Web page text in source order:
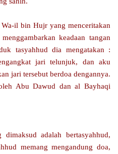
Wa-il bin Hujr yang menceritakan
keadaan tangan
tasyahhud dia mengatakan :
jari telunjuk, dan aku
jari tersebut berdoa dengannya.
Abu Dawud dan al Bayhaqi
adalah bertasyahhud,
memang mengandung doa,